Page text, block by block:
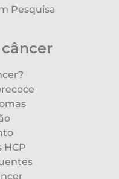
Pesquisa
HCP